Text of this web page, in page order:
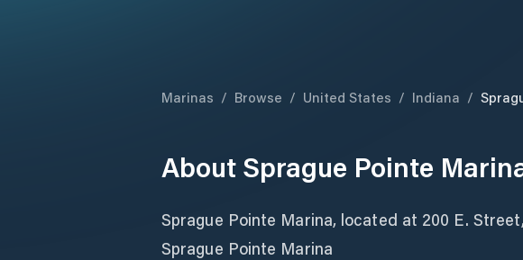
Marinas / Browse / United States / Indiana /
About Sprague Pointe
Sprague Pointe Marina, located at 200 E.
Sprague Pointe Marina